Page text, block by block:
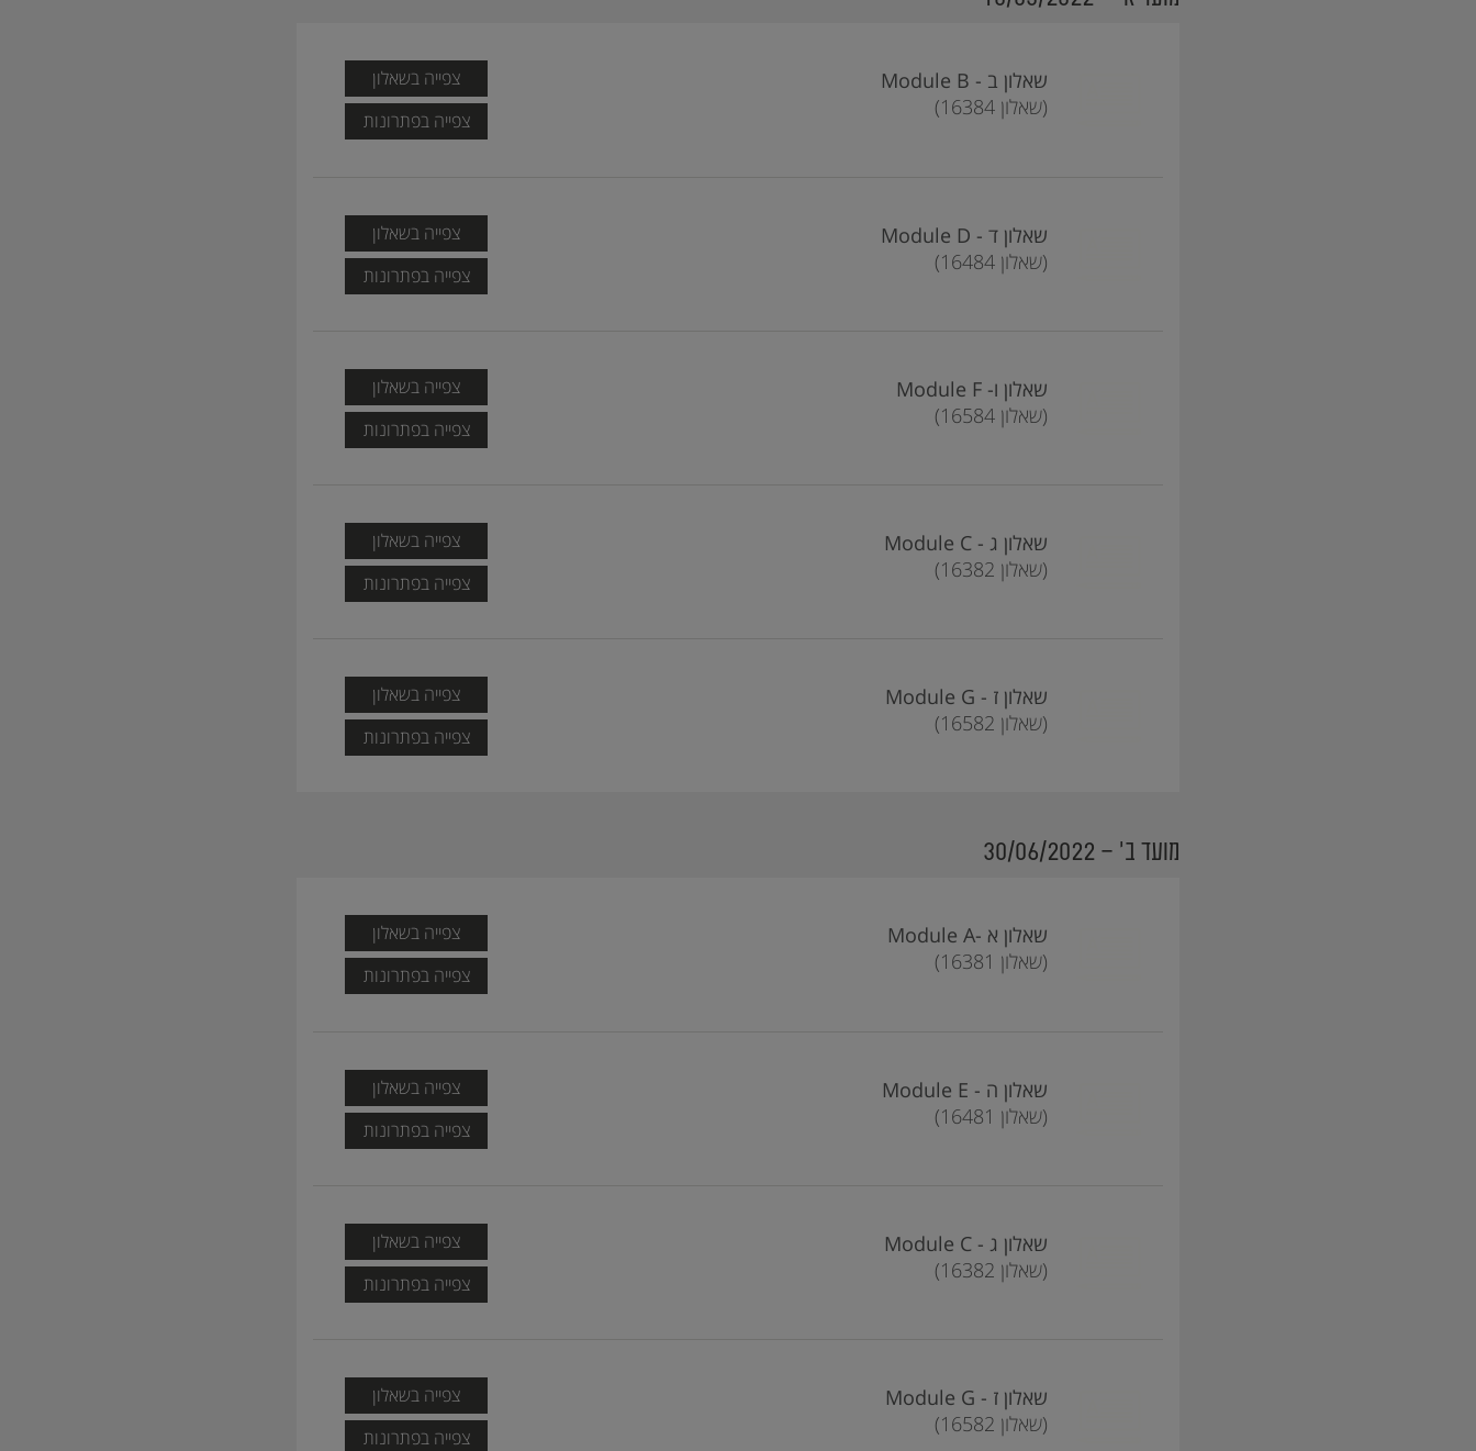
שאלון ב - Module B
(שאלון 16384)
צפייה בשאלון
צפייה בפתרונות
שאלון ד - Module D
(שאלון 16484)
צפייה בשאלון
צפייה בפתרונות
שאלון ו- Module F
(שאלון 16584)
צפייה בשאלון
צפייה בפתרונות
שאלון ג - Module C
(שאלון 16382)
צפייה בשאלון
צפייה בפתרונות
שאלון ז - Module G
(שאלון 16582)
צפייה בשאלון
צפייה בפתרונות
מועד ב' - 30/06/2022
שאלון א -Module A
(שאלון 16381)
צפייה בשאלון
צפייה בפתרונות
שאלון ה - Module E
(שאלון 16481)
צפייה בשאלון
צפייה בפתרונות
שאלון ג - Module C
(שאלון 16382)
צפייה בשאלון
צפייה בפתרונות
שאלון ז - Module G
(שאלון 16582)
צפייה בשאלון
צפייה בפתרונות